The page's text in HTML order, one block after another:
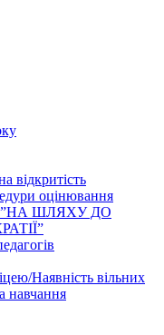
відкритість
оцінювання
”НА ШЛЯХУ ДО
Наявність вільних
навчання